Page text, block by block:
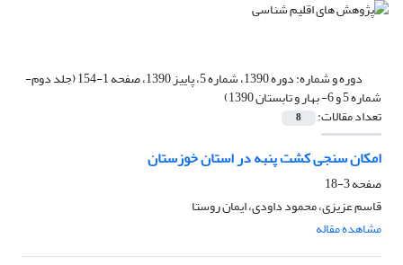
دوره و شماره: دوره 1390، شماره 5، پاییز 1390، صفحه 1-154 (جلد دوم-
شماره 5 و 6- بهار و تابستان 1390)
تعداد مقالات: 8
امکان سنجی کشت پنبه در استان خوزستان
صفحه3-18
قاسم عزیزی، محمود داودی، ایمان روستا
مشاهده مقاله